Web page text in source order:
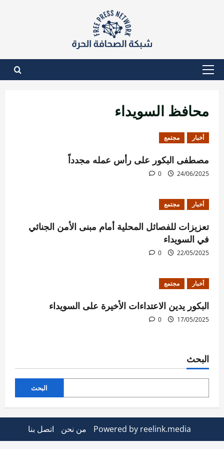
القائمة
محافظ السويداء
أخبار مجتمع
مصطفى البكور على رأس عمله مجدداً
24/06/2025
0
أخبار مجتمع
تعزيزات للفصائل المحلية أمام مبنى الأمن الجنائي
في السويداء
22/05/2025
0
أخبار مجتمع
البكور يدين الاعتداءات الأخيرة على السويداء
17/05/2025
0
البحث
البحث
Powered by reelink.media من نحن اتصل بنا